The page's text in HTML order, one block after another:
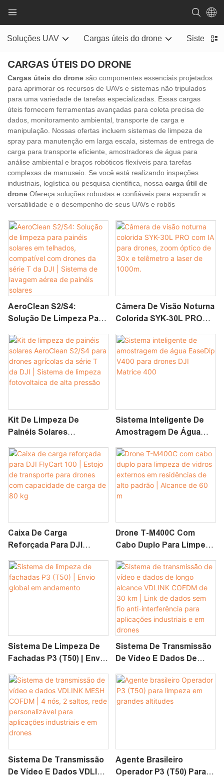
Soluções UAV Cargas úteis do drone Sistema
CARGAS ÚTEIS DO DRONE
Cargas úteis do drone são componentes essenciais projetados
para aprimorar os recursos de UAVs e sistemas não tripulados
para uma variedade de tarefas especializadas. Essas cargas
úteis fornecem ferramentas avançadas para coleta precisa de
dados, monitoramento ambiental, transporte de carga e
manipulação. Nossas ofertas incluem sistemas de limpeza de
spray para manutenção em larga escala, sistemas de entrega de
carga para transporte eficiente, amostradores de água para
análise ambiental e braços robóticos flexíveis para tarefas
complexas de manuseio. Se você está realizando inspeções
industriais, logística ou pesquisa científica, nossa carga útil de
drone Ofereça soluções robustas e confiáveis ​​para expandir a
versatilidade e o desempenho de seus UAVs e robôs
AeroClean S2/S4:
Solução De Limpeza Para
Telhados, Compatível
Com Drones Da Série T
Da DJI | Sistema De
Lavagem Aérea De
Câmera De Visão Noturna
Colorida SYK-30L PRO
Zoom Óptico De 30x E
Telêmetro A Laser De
1000m.
Kit De Limpeza De
Painéis Solares
Drones Agrícolas Da Série
T Da DJI | Sistema De
Limpeza Fotovoltaica De
Alta Pressão
Sistema Inteligente De
Amostragem De Água
Drones DJI Matrice 400
Caixa De Carga
Reforçada Para DJI
Transporte Para Drones
Com Capacidade De
Carga De 80 Kg
Drone T-M400C Com
Cabo Duplo Para Limpeza
Residências De Alto
Padrão | Alcance De 60 M
Sistema De Limpeza De
Fachadas P3 (T50) | Envio
Sistema De Transmissão
De Vídeo E Dados De
COFDM De 30 Km | Link
De Dados Sem Fio Anti-
Interferência Para
Sistema De Transmissão
De Vídeo E Dados VDLINK
Agente Brasileiro
Operador P3 (T50) Para